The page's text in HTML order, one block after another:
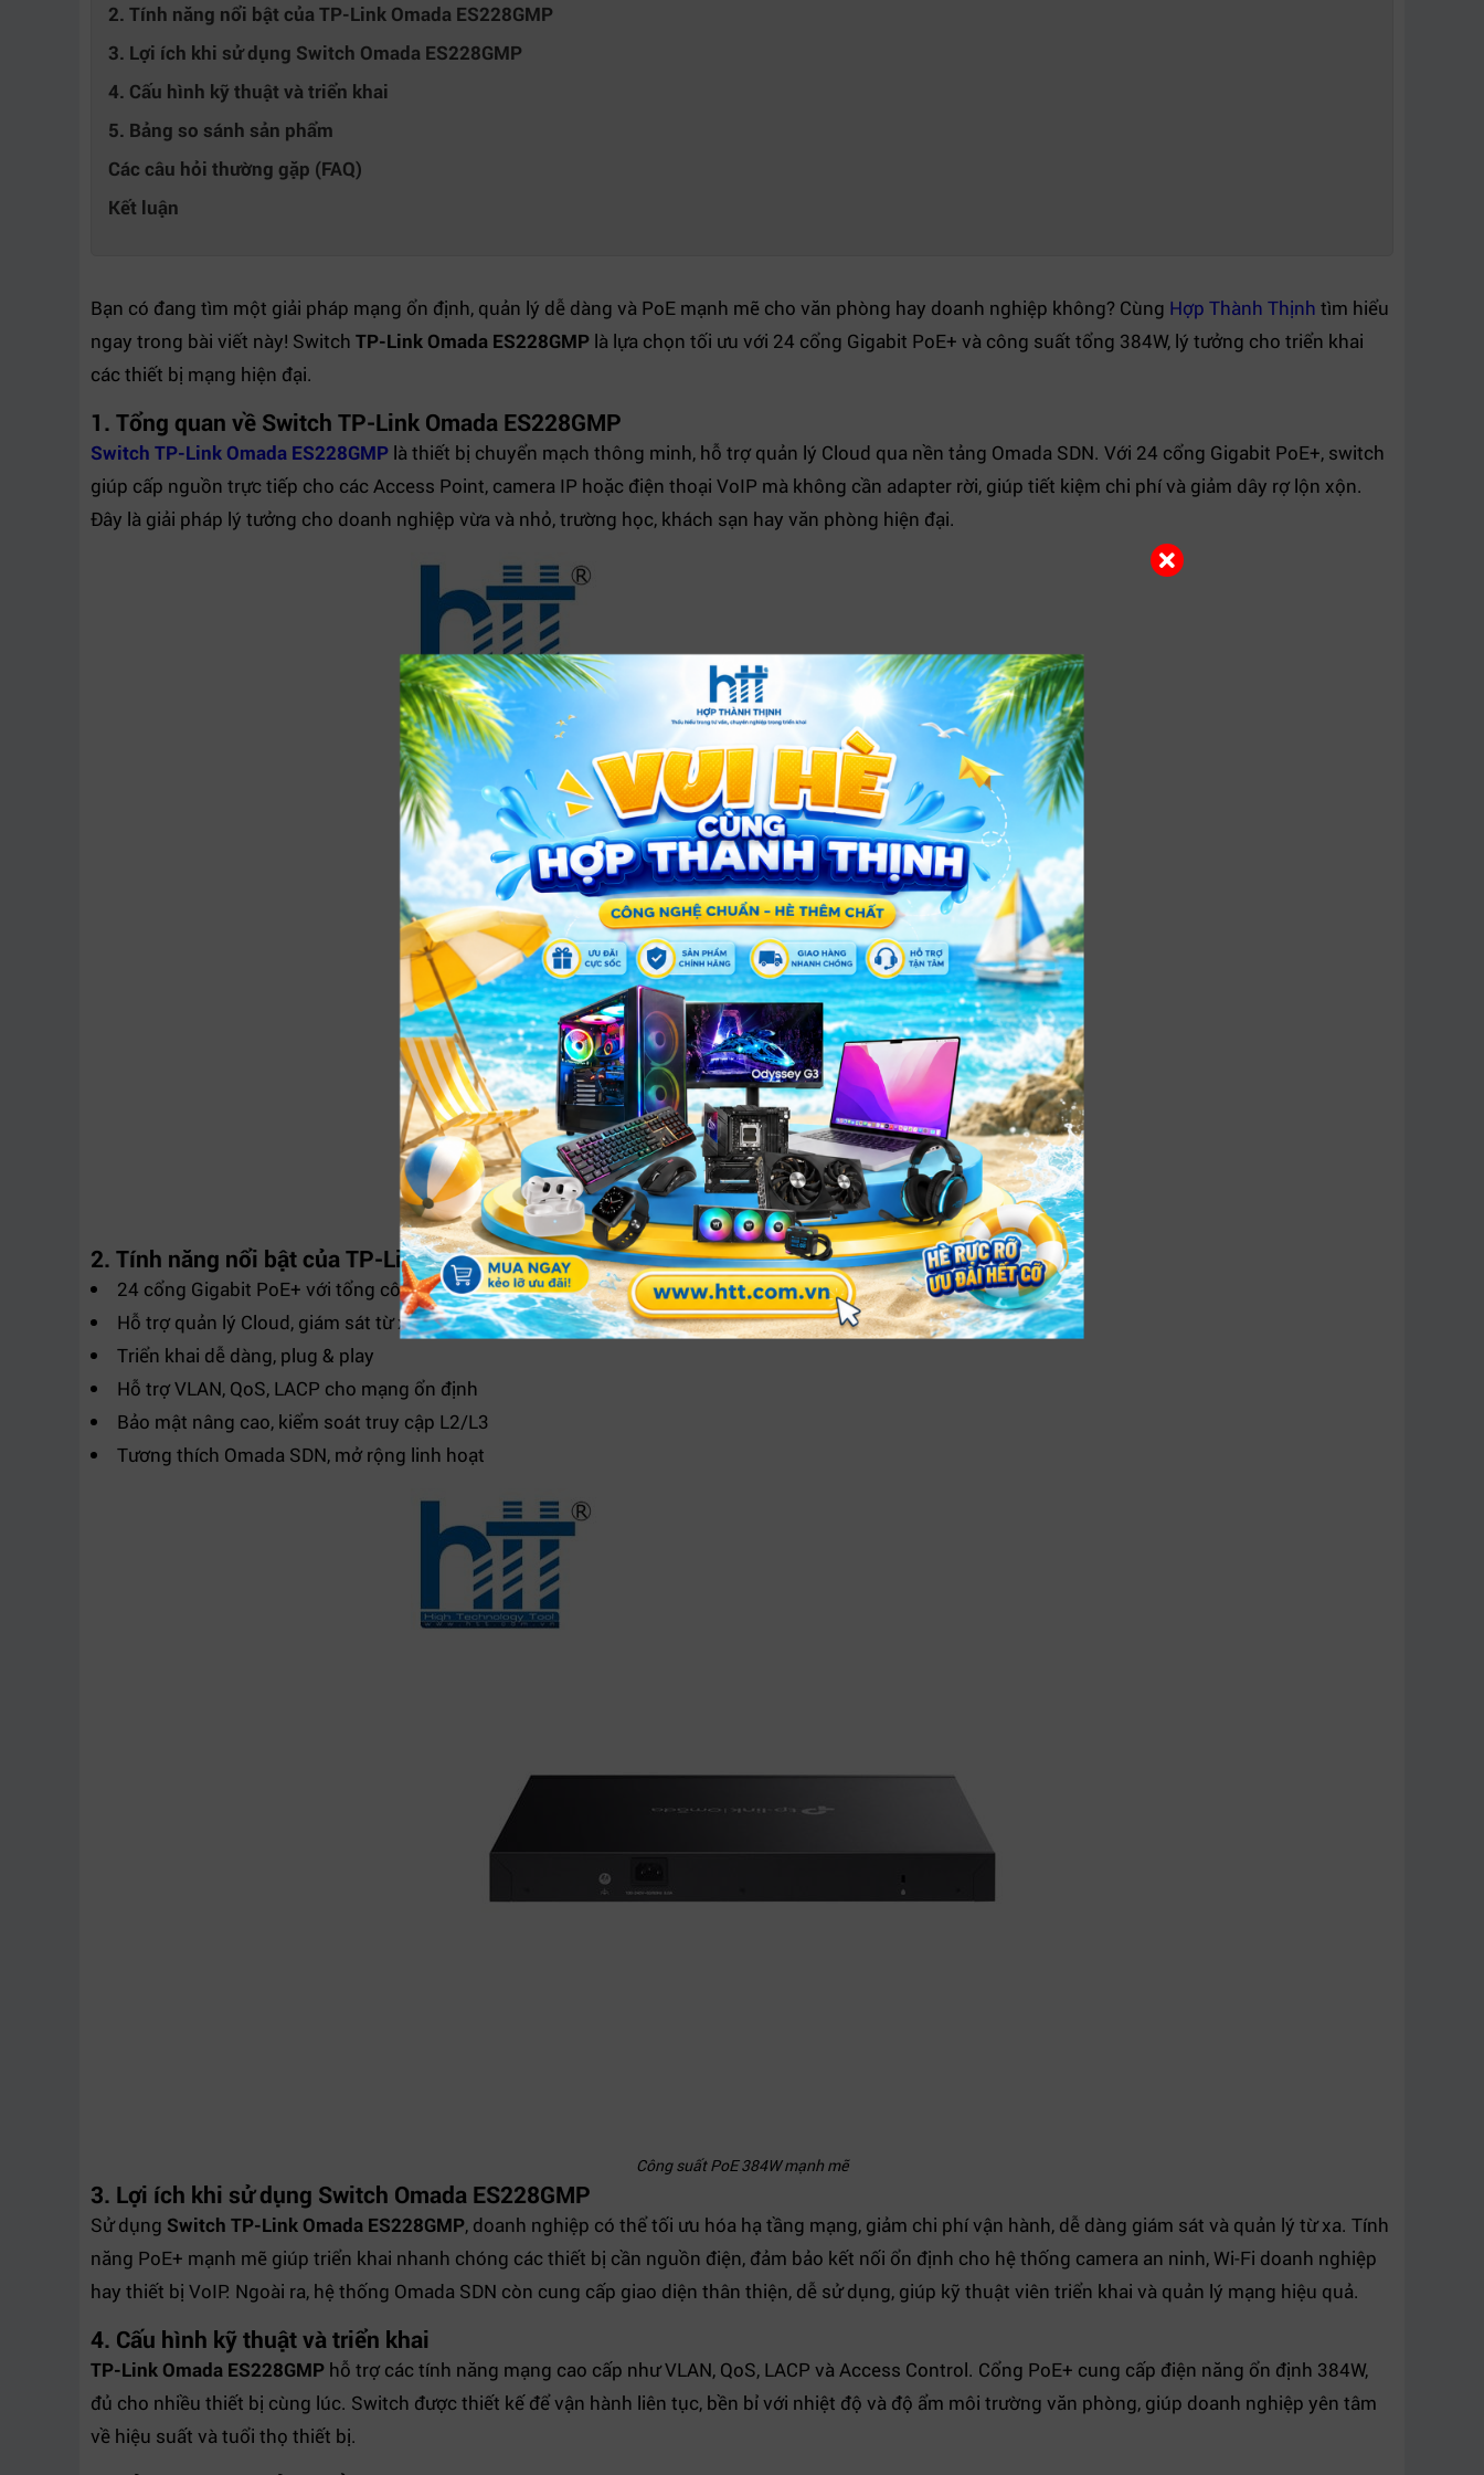
2. Tính năng nổi bật của TP-Link Omada ES228GMP
3. Lợi ích khi sử dụng Switch Omada ES228GMP
4. Cấu hình kỹ thuật và triển khai
5. Bảng so sánh sản phẩm
Các câu hỏi thường gặp (FAQ)
Kết luận
Bạn có đang tìm một giải pháp mạng ổn định, quản lý dễ dàng và PoE mạnh mẽ cho văn phòng hay doanh nghiệp không? Cùng Hợp Thành Thịnh tìm hiểu
ngay trong bài viết này! Switch TP-Link Omada ES228GMP là lựa chọn tối ưu với 24 cổng Gigabit PoE+ và công suất tổng 384W, lý tưởng cho triển khai
các thiết bị mạng hiện đại.
1. Tổng quan về Switch TP-Link Omada ES228GMP
Switch TP-Link Omada ES228GMP là thiết bị chuyển mạch thông minh, hỗ trợ quản lý Cloud qua nền tảng Omada SDN. Với 24 cổng Gigabit PoE+, switch
giúp cấp nguồn trực tiếp cho các Access Point, camera IP hoặc điện thoại VoIP mà không cần adapter rời, giúp tiết kiệm chi phí và giảm dây rợ lộn xộn.
Đây là giải pháp lý tưởng cho doanh nghiệp vừa và nhỏ, trường học, khách sạn hay văn phòng hiện đại.
Switch PoE+ 24 cổng quản lý Cloud
2. Tính năng nổi bật của TP-Link Omada ES228GMP
24 cổng Gigabit PoE+ với tổng công suất 384W
Hỗ trợ quản lý Cloud, giám sát từ xa
Triển khai dễ dàng, plug & play
Hỗ trợ VLAN, QoS, LACP cho mạng ổn định
Bảo mật nâng cao, kiểm soát truy cập L2/L3
Tương thích Omada SDN, mở rộng linh hoạt
Công suất PoE 384W mạnh mẽ
3. Lợi ích khi sử dụng Switch Omada ES228GMP
Sử dụng Switch TP-Link Omada ES228GMP, doanh nghiệp có thể tối ưu hóa hạ tầng mạng, giảm chi phí vận hành, dễ dàng giám sát và quản lý từ xa. Tính
năng PoE+ mạnh mẽ giúp triển khai nhanh chóng các thiết bị cần nguồn điện, đảm bảo kết nối ổn định cho hệ thống camera an ninh, Wi-Fi doanh nghiệp
hay thiết bị VoIP. Ngoài ra, hệ thống Omada SDN còn cung cấp giao diện thân thiện, dễ sử dụng, giúp kỹ thuật viên triển khai và quản lý mạng hiệu quả.
4. Cấu hình kỹ thuật và triển khai
TP-Link Omada ES228GMP hỗ trợ các tính năng mạng cao cấp như VLAN, QoS, LACP và Access Control. Cổng PoE+ cung cấp điện năng ổn định 384W,
đủ cho nhiều thiết bị cùng lúc. Switch được thiết kế để vận hành liên tục, bền bỉ với nhiệt độ và độ ẩm môi trường văn phòng, giúp doanh nghiệp yên tâm
về hiệu suất và tuổi thọ thiết bị.